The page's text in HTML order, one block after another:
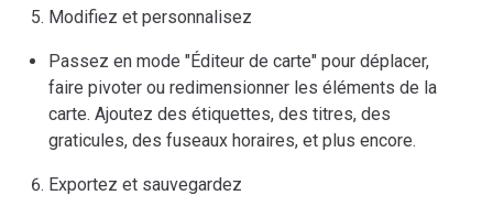
Modifiez et personnalisez
Passez en mode "Éditeur de carte" pour déplacer,
faire pivoter ou redimensionner les éléments de la
carte. Ajoutez des étiquettes, des titres, des
graticules, des fuseaux horaires, et plus encore.
Exportez et sauvegardez